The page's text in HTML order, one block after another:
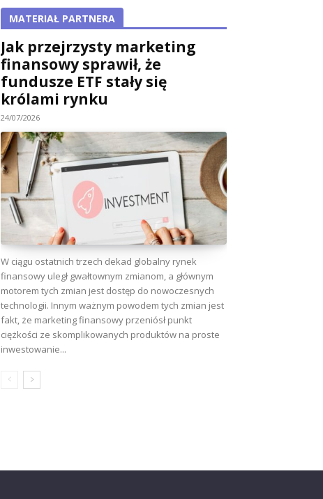
MATERIAŁ PARTNERA
Jak przejrzysty marketing
finansowy sprawił, że
fundusze ETF stały się
królami rynku
24/07/2026
W ciągu ostatnich trzech dekad globalny rynek
finansowy uległ gwałtownym zmianom, a głównym
motorem tych zmian jest dostęp do nowoczesnych
technologii. Innym ważnym powodem tych zmian jest
fakt, że marketing finansowy przeniósł punkt
ciężkości ze skomplikowanych produktów na proste
inwestowanie...